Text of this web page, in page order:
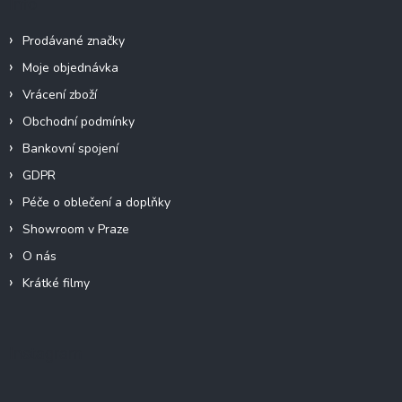
Prodávané značky
Moje objednávka
Vrácení zboží
Obchodní podmínky
Bankovní spojení
GDPR
Péče o oblečení a doplňky
Showroom v Praze
O nás
Krátké filmy